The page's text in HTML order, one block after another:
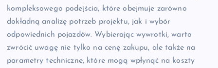
kompleksowego podejścia, które obejmuje zarówno
dokładną analizę potrzeb projektu, jak i wybór
odpowiednich pojazdów. Wybierając wywrotki, warto
zwrócić uwagę nie tylko na cenę zakupu, ale także na
parametry techniczne, które mogą wpłynąć na koszty